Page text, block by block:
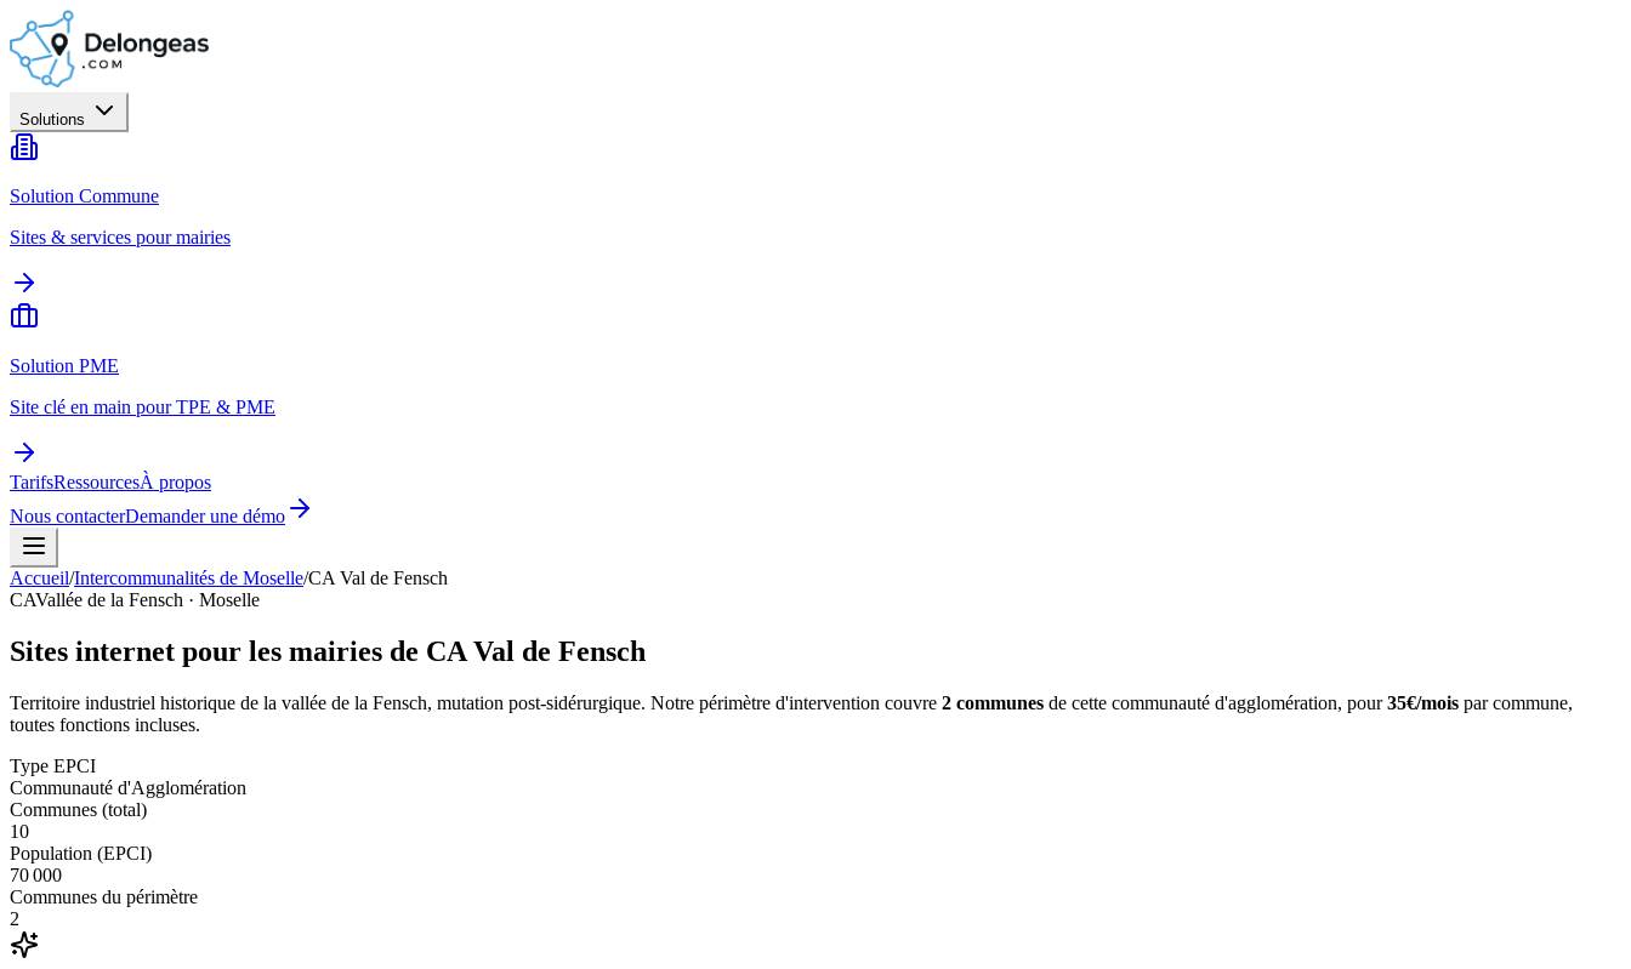
Solutions
Solution Commune
Sites & services pour mairies
Solution PME
Site clé en main pour TPE & PME
TarifsRessourcesÀ propos
Nous contacterDemander une démo
Accueil/Intercommunalités de Moselle/CA Val de Fensch
CAVallée de la Fensch · Moselle
Sites internet pour les mairies de CA Val de Fensch
Territoire industriel historique de la vallée de la Fensch, mutation post-sidérurgique. Notre périmètre d'intervention couvre 2 communes de cette communauté d'agglomération, pour35€/mois par commune,
toutes fonctions incluses.
Type EPCI
Communauté d'Agglomération
Communes (total)
10
Population (EPCI)
70 000
Communes du périmètre
2